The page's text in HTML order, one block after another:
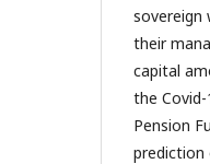
sovereign
their
capital
the
Pension
prediction